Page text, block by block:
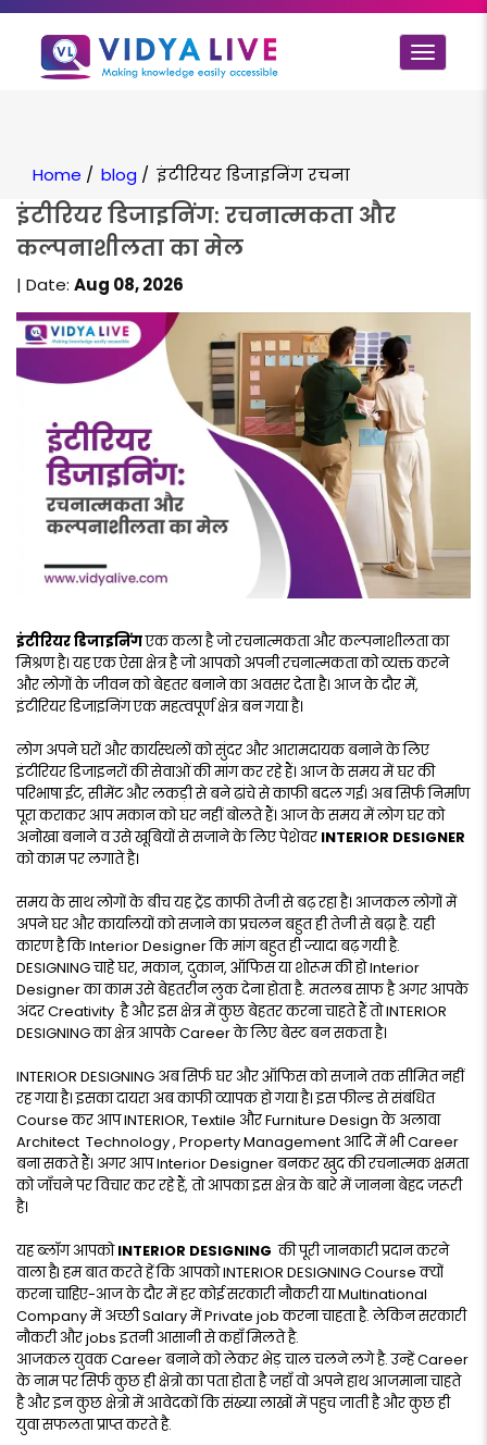
Toggle
Home / blog / इंटीरियर डिजाइनिंग रचना
इंटीरियर डिजाइनिंग: रचनात्मकता और
कल्पनाशीलता का मेल
| Date: Aug 08, 2026
इंटीरियर डिजाइनिंगएक कला है जो रचनात्मकता और कल्पनाशीलता का
मिश्रण है। यह एक ऐसा क्षेत्र है जो आपको अपनी रचनात्मकता को व्यक्त करने
और लोगों के जीवन को बेहतर बनाने का अवसर देता है। आज के दौर में,
इंटीरियर डिजाइनिंग एक महत्वपूर्ण क्षेत्र बन गया है।
लोग अपने घरों और कार्यस्थलों को सुंदर और आरामदायक बनाने के लिए
इंटीरियर डिजाइनरों की सेवाओं की मांग कर रहे हैं। आज के समय में घर की
परिभाषा ईट, सीमेंट और लकड़ी से बने ढांचे से काफी बदल गई। अब सिर्फ निर्माण
पूरा कराकर आप मकान को घर नहीं बोलते हैं। आज के समय में लोग घर को
अनोखा बनाने व उसे खूबियों से सजाने के लिए पेशेवर INTERIOR DESIGNER
को काम पर लगाते है।
समय के साथ लोगों के बीच यह ट्रेंड काफी तेजी से बढ़ रहा है। आजकल लोगों में
अपने घर और कार्यालयों को सजाने का प्रचलन बहुत ही तेजी से बढ़ा है. यही
कारण है कि Interior Designer कि मांग बहुत ही ज्यादा बढ़ गयी है.
DESIGNING चाहे घर, मकान, दुकान, ऑफिस या शोरूम की हो Interior
Designer का काम उसे बेहतरीन लुक देना होता है. मतलब साफ है अगर आपके
अंदर Creativity है और इस क्षेत्र में कुछ बेहतर करना चाहते हैं तो INTERIOR
DESIGNING का क्षेत्र आपके Career के लिए बेस्ट बन सकता है।
INTERIOR DESIGNING अब सिर्फ घर और ऑफिस को सजाने तक सीमित नहीं
रह गया है। इसका दायरा अब काफी व्यापक हो गया है। इस फील्ड से संबंधित
Course कर आप INTERIOR, Textile और Furniture Design के अलावा
Architect Technology , Property Management आदि में भी Career
बना सकते हैं। अगर आप Interior Designer बनकर खुद की रचनात्मक क्षमता
को जाँचने पर विचार कर रहे हैं, तो आपका इस क्षेत्र के बारे में जानना बेहद जरूरी
है।
यह ब्लॉग आपकोINTERIOR DESIGNINGकी पूरी जानकारी प्रदान करने
वाला हैI हम बात करते हें कि आपको INTERIOR DESIGNING Course क्यों
करना चाहिए-आज के दौर में हर कोई सरकारी नौकरी या Multinational
Company में अच्छी Salary में Private job करना चाहता है. लेकिन सरकारी
नौकरी और jobs इतनी आसानी से कहाँ मिलते है.
आजकल युवक Career बनाने को लेकर भेड़ चाल चलने लगे है. उन्हें Career
के नाम पर सिर्फ कुछ ही क्षेत्रो का पता होता है जहाँ वो अपने हाथ आजमाना चाहते
है और इन कुछ क्षेत्रो में आवेदकों कि संख्या लाखों में पहुच जाती है और कुछ ही
युवा सफलता प्राप्त करते है.